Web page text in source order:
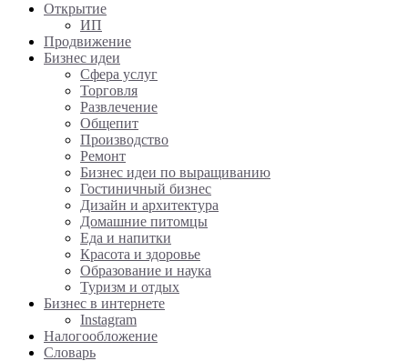
Открытие
ИП
Продвижение
Бизнес идеи
Сфера услуг
Торговля
Развлечение
Общепит
Производство
Ремонт
Бизнес идеи по выращиванию
Гостиничный бизнес
Дизайн и архитектура
Домашние питомцы
Еда и напитки
Красота и здоровье
Образование и наука
Туризм и отдых
Бизнес в интернете
Instagram
Налогообложение
Словарь